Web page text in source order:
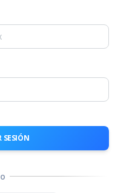
INICIAR SESIÓN
o